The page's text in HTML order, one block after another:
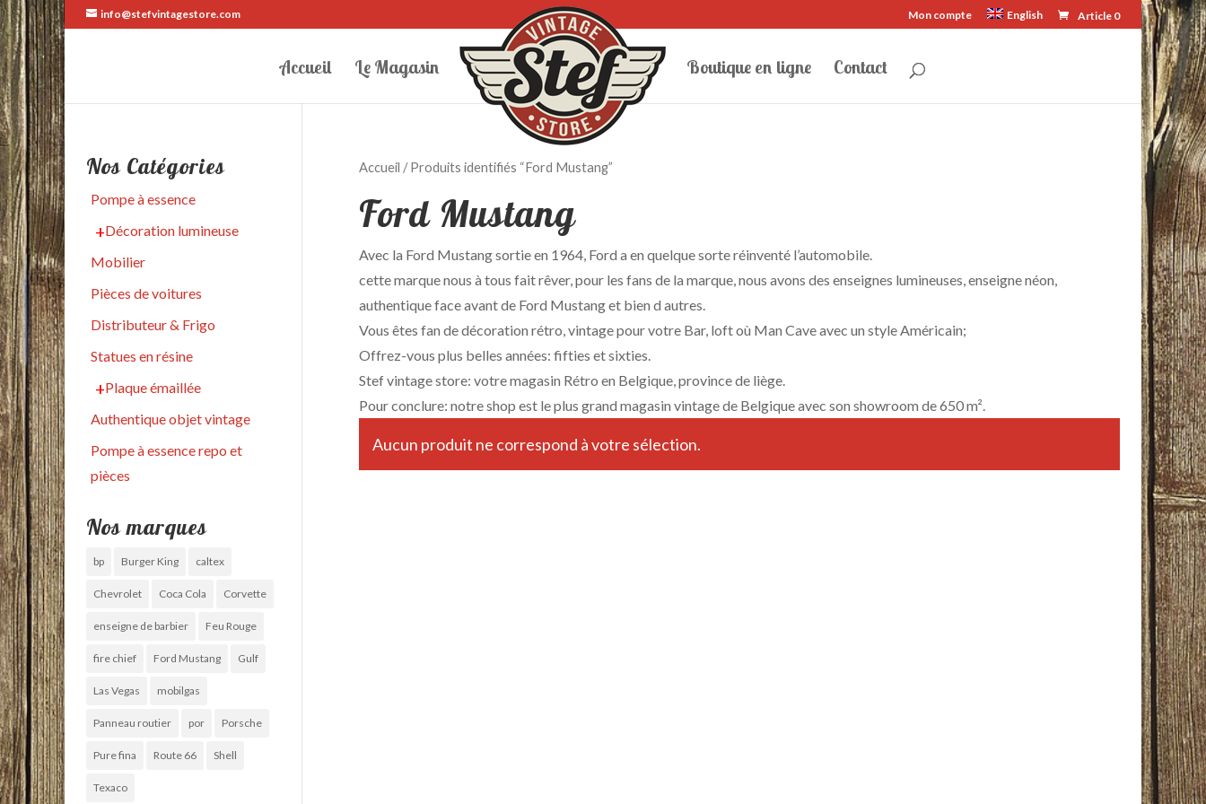
info@stefvintagestore.com Mon compte English Article 0
Accueil Le Magasin Boutique en ligne Contact
Accueil / Produits identifiés “Ford Mustang”
Ford Mustang
Avec la Ford Mustang sortie en 1964, Ford a en quelque sorte réinventé l’automobile.
cette marque nous à tous fait rêver, pour les fans de la marque, nous avons des enseignes lumineuses, enseigne néon,
authentique face avant de Ford Mustang et bien d autres.
Vous êtes fan de décoration rétro, vintage pour votre Bar, loft où Man Cave avec un style Américain;
Offrez-vous plus belles années: fifties et sixties.
Stef vintage store: votre magasin Rétro en Belgique, province de liège.
Pour conclure: notre shop est le plus grand magasin vintage de Belgique avec son showroom de 650 m².
Aucun produit ne correspond à votre sélection.
Nos Catégories
Pompe à essence
Décoration lumineuse
Mobilier
Pièces de voitures
Distributeur & Frigo
Statues en résine
Plaque émaillée
Authentique objet vintage
Pompe à essence repo et
pièces
Nos marques
bp Burger King caltex
Chevrolet Coca Cola Corvette
enseigne de barbier Feu Rouge
fire chief Ford Mustang Gulf
Las Vegas mobilgas
Panneau routier por Porsche
Pure fina Route 66 Shell
Texaco